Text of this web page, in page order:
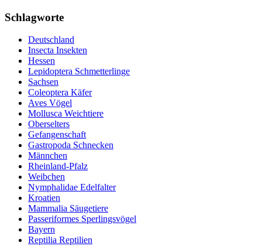
Schlagworte
Deutschland
Insecta Insekten
Hessen
Lepidoptera Schmetterlinge
Sachsen
Coleoptera Käfer
Aves Vögel
Mollusca Weichtiere
Oberselters
Gefangenschaft
Gastropoda Schnecken
Männchen
Rheinland-Pfalz
Weibchen
Nymphalidae Edelfalter
Kroatien
Mammalia Säugetiere
Passeriformes Sperlingsvögel
Bayern
Reptilia Reptilien